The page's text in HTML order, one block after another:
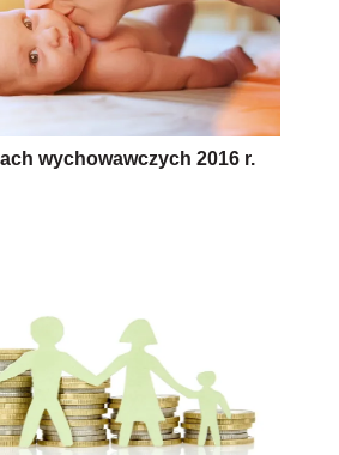
wychowawczych 2016 r.